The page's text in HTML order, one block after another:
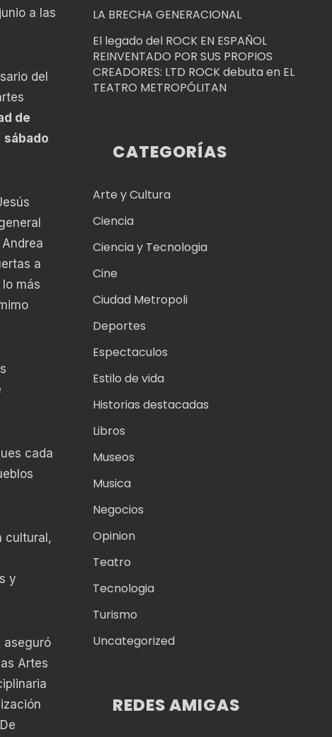
a las
del
de
sábado
a
más
cada
cultural,
y
aseguró
Artes
LA BRECHA GENERACIONAL
El legado del ROCK EN ESPAÑOL
REINVENTADO POR SUS PROPIOS
CREADORES: LTD ROCK debuta en EL
TEATRO METROPÓLITAN
CATEGORÍAS
Arte y Cultura
Ciencia
Ciencia y Tecnologia
Cine
Ciudad Metropoli
Deportes
Espectaculos
Estilo de vida
Historias destacadas
Libros
Museos
Musica
Negocios
Opinion
Teatro
Tecnologia
Turismo
Uncategorized
REDES AMIGAS